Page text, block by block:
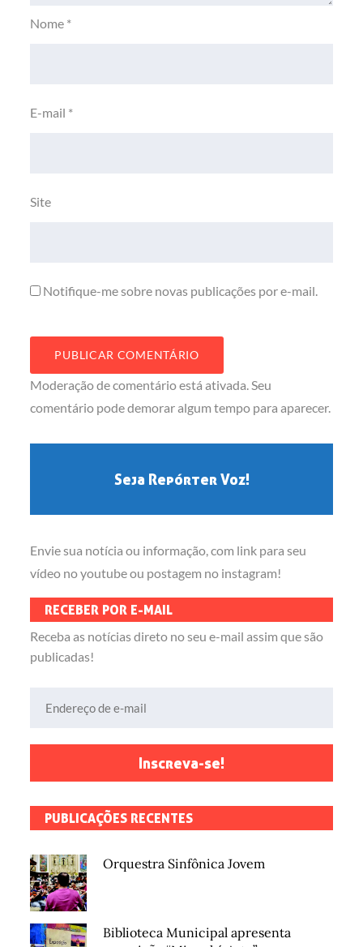
Nome *
E-mail *
Site
Notifique-me sobre novas publicações por e-mail.
Moderação de comentário está ativada. Seu
comentário pode demorar algum tempo para aparecer.
Seja Repórter Voz!
Envie sua notícia ou informação, com link para seu
vídeo no youtube ou postagem no instagram!
RECEBER POR E-MAIL
Receba as notícias direto no seu e-mail assim que são
publicadas!
Inscreva-se!
PUBLICAÇÕES RECENTES
Orquestra Sinfônica Jovem
Biblioteca Municipal apresenta